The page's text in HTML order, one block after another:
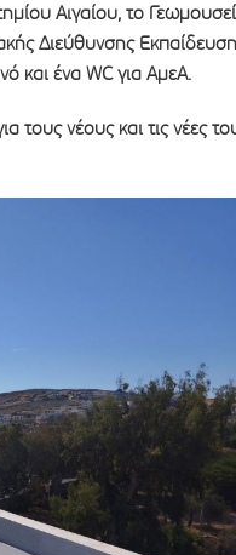
Αιγαίου, το
Διεύθυνσης
και ένα WC για ΑμεΑ.
τους νέους και τις νέες